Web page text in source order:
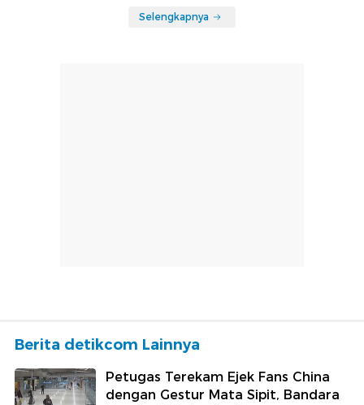
Selengkapnya
Berita detikcom Lainnya
Petugas Terekam Ejek Fans China
dengan Gestur Mata Sipit, Bandara